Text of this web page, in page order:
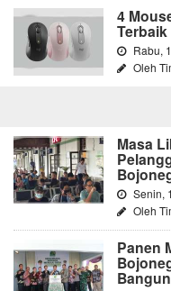
4
Terbaik
Rabu,
Oleh
Masa
Senin,
Oleh
Panen